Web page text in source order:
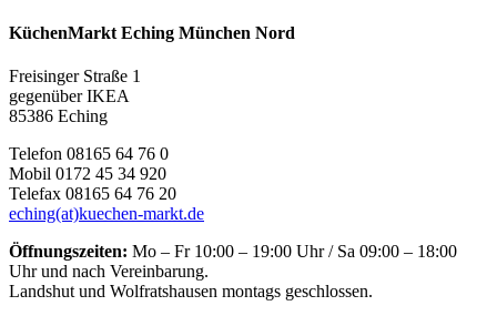
KüchenMarkt Eching München Nord
Freisinger Straße 1
gegenüber IKEA
85386 Eching
Telefon 08165 64 76 0
Mobil 0172 45 34 920
Telefax 08165 64 76 20
eching(at)kuechen-markt.de
Öffnungszeiten: Mo – Fr 10:00 – 19:00 Uhr / Sa 09:00 – 18:00
Uhr und nach Vereinbarung.
Landshut und Wolfratshausen montags geschlossen.